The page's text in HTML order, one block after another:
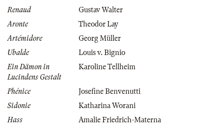
Renaud
Gustav Walter
Aronte
Theodor Lay
Artémidore
Georg Müller
Ubalde
Louis v. Bignio
Ein Dämon in
Lucindens Gestalt
Karoline Tellheim
Phénice
Josefine Benvenutti
Sidonie
Katharina Worani
Hass
Amalie Friedrich-Materna